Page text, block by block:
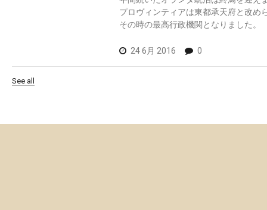
プロヴィンティアは東都承天府と改め
その時の最高行政機関となりました。
24 6月 2016 0
See all